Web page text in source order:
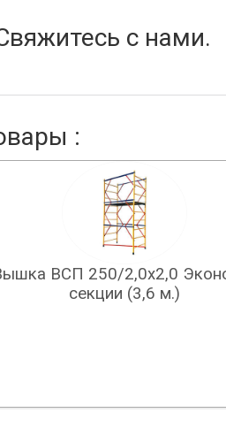
с нами.
:
ВСП 250/2,0х2,0
секции (3,6 м.)